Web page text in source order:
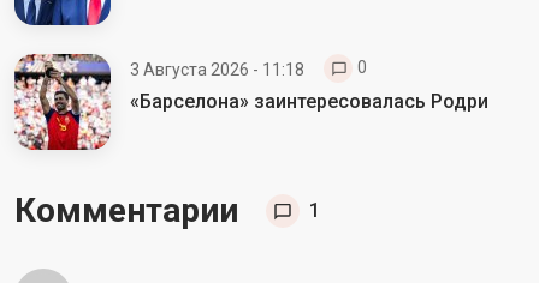
3 Августа 2026 - 11:18 0
«Барселона» заинтересовалась Родри
Комментарии 1